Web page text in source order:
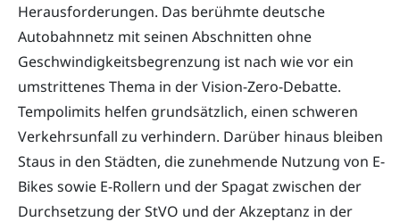
Herausforderungen. Das berühmte deutsche
Autobahnnetz mit seinen Abschnitten ohne
Geschwindigkeitsbegrenzung ist nach wie vor ein
umstrittenes Thema in der Vision-Zero-Debatte.
Tempolimits helfen grundsätzlich, einen schweren
Verkehrsunfall zu verhindern. Darüber hinaus bleiben
Staus in den Städten, die zunehmende Nutzung von E-
Bikes sowie E-Rollern und der Spagat zwischen der
Durchsetzung der StVO und der Akzeptanz in der